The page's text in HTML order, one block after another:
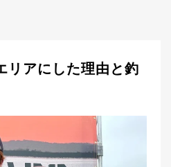
リアにした理由と釣